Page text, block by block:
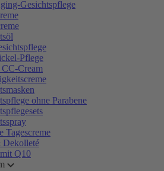
Gesichtspflege
Pflege
Cream
ohne Parabene
Tagescreme
Dekolleté
Q10